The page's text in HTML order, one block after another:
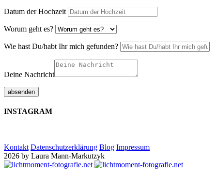
Datum der Hochzeit
Worum geht es?
Wie hast Du/habt Ihr mich gefunden?
Deine Nachricht
absenden
INSTAGRAM
Kontakt Datenschutzerklärung Blog Impressum
2026 by Laura Mann-Markutzyk